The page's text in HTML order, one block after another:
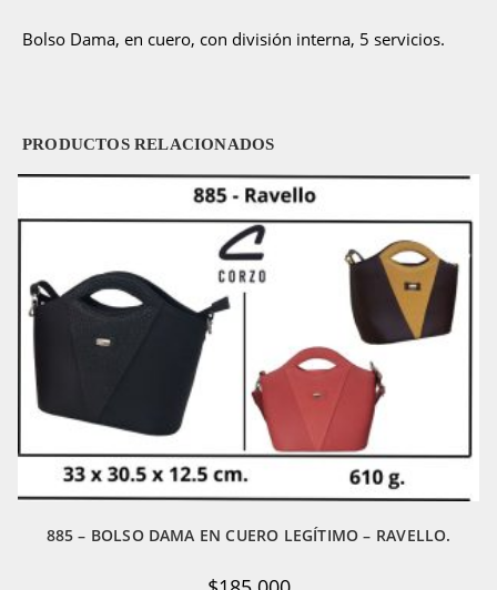
Bolso Dama, en cuero, con división interna, 5 servicios.
PRODUCTOS RELACIONADOS
885 – BOLSO DAMA EN CUERO LEGÍTIMO – RAVELLO.